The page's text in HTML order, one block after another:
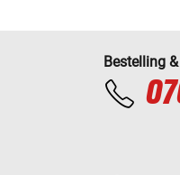
Bestelling